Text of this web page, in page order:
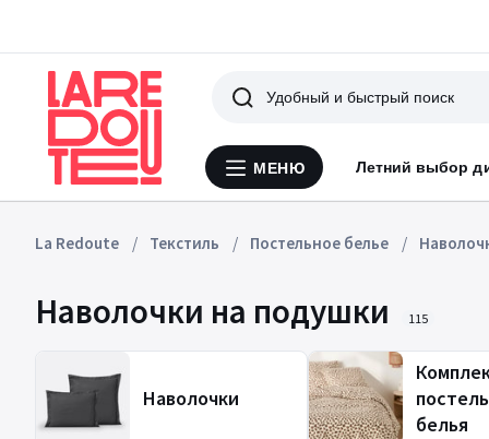
Меню
МЕНЮ Летний выбор
Поиск
La Redoute Текстиль Постельное белье
Наволочки на подушки 115
Наволочки
белья